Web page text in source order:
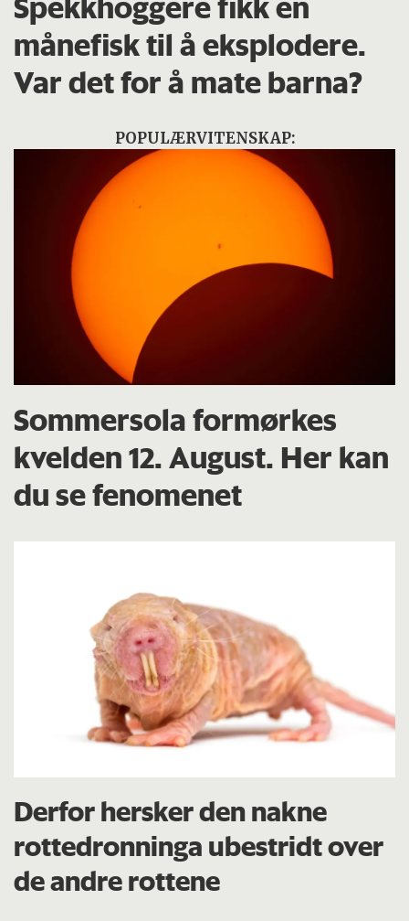
månefisk til å eksplodere.
Var det for å mate barna?
POPULÆRVITENSKAP:
Sommersola formørkes
kvelden 12. August. Her kan
du se fenomenet
Derfor hersker den nakne
rottedronninga ubestridt over
de andre rottene